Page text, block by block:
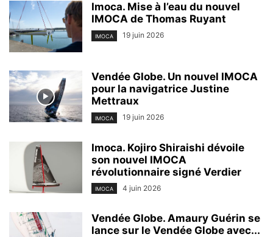
Imoca. Mise à l’eau du nouvel
IMOCA de Thomas Ruyant
IMOCA 19 juin 2026
Vendée Globe. Un nouvel IMOCA
pour la navigatrice Justine
Mettraux
IMOCA 19 juin 2026
Imoca. Kojiro Shiraishi dévoile
son nouvel IMOCA
révolutionnaire signé Verdier
IMOCA 4 juin 2026
Vendée Globe. Amaury Guérin se
lance sur le Vendée Globe avec...